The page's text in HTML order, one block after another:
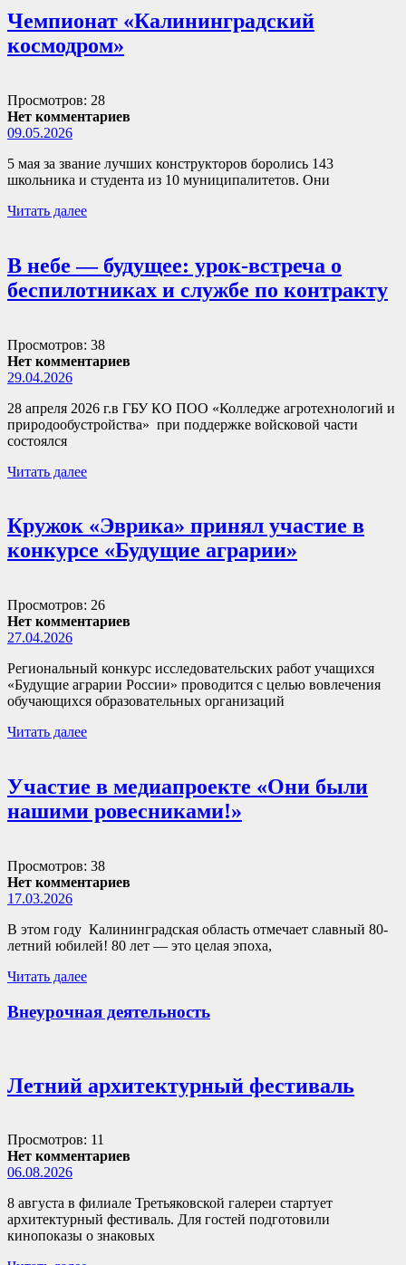
Чемпионат «Калининградский
космодром»
Просмотров: 28
Нет комментариев
09.05.2026
5 мая за звание лучших конструкторов боролись 143
школьника и студента из 10 муниципалитетов. Они
Читать далее
В небе — будущее: урок-встреча о
беспилотниках и службе по контракту
Просмотров: 38
Нет комментариев
29.04.2026
28 апреля 2026 г.в ГБУ КО ПОО «Колледже агротехнологий и
природообустройства» при поддержке войсковой части
состоялся
Читать далее
Кружок «Эврика» принял участие в
конкурсе «Будущие аграрии»
Просмотров: 26
Нет комментариев
27.04.2026
Региональный конкурс исследовательских работ учащихся
«Будущие аграрии России» проводится с целью вовлечения
обучающихся образовательных организаций
Читать далее
Участие в медиапроекте «Они были
нашими ровесниками!»
Просмотров: 38
Нет комментариев
17.03.2026
В этом году Калининградская область отмечает славный 80-
летний юбилей! 80 лет — это целая эпоха,
Читать далее
Внеурочная деятельность
Летний архитектурный фестиваль
Просмотров: 11
Нет комментариев
06.08.2026
8 августа в филиале Третьяковской галереи стартует
архитектурный фестиваль. Для гостей подготовили
кинопоказы о знаковых